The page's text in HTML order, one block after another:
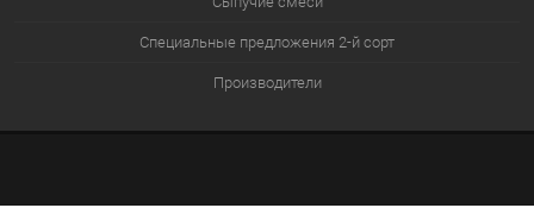
Специальные предложения 2-й сорт
Производители